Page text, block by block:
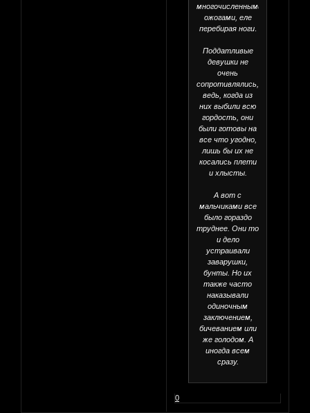
многочисленными
ожогами, еле
перебирая ноги.
Поддатливые
девушки не
очень
сопротивлялись,
ведь, когда из
них выбили всю
гордость, они
были готовы на
все что угодно,
лишь бы их не
косались плети
и хлысты.
А вот с
мальчиками все
было гораздо
труднее. Они то
и дело
устраивали
заварушки,
бунты. Но их
также часто
наказывали
одиночным
заключением,
бичеванием или
же голодом. А
иногда всем
сразу.
0